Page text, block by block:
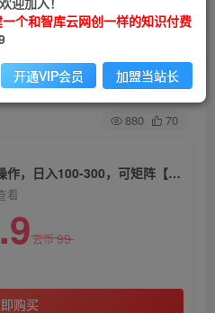
可操作，日入100-300，
关注 私信
880 70
百家号无脑搬运，小白也可操作，日入100-300，可矩阵【仅揭秘】
看
云币99
购买
个和智库云网创一样的知识付费
开通VIP会员 加盟当站长